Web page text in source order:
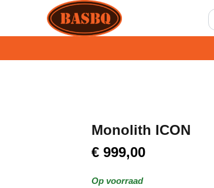
Monolith ICON
€ 999,00
Op voorraad